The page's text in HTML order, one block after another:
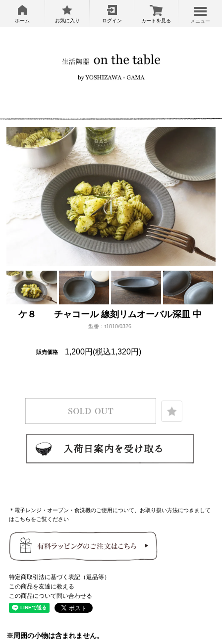
ホーム お気に入り ログイン カートを見る メニュー
ケ８ チャコール 線刻リムオーバル深皿 中
型番：t1810/0326
販売価格 1,200円(税込1,320円)
＊電子レンジ・オーブン・食洗機のご使用について、お取り扱い方法につきまして
はこちらをご覧ください
特定商取引法に基づく表記（返品等）
この商品を友達に教える
この商品について問い合わせる
※周囲の小物は含まれません。